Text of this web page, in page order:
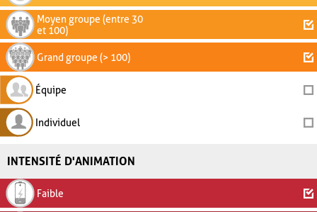
Moyen groupe (entre 30
et 100)
Grand groupe (> 100)
Équipe
Individuel
INTENSITÉ D'ANIMATION
Faible